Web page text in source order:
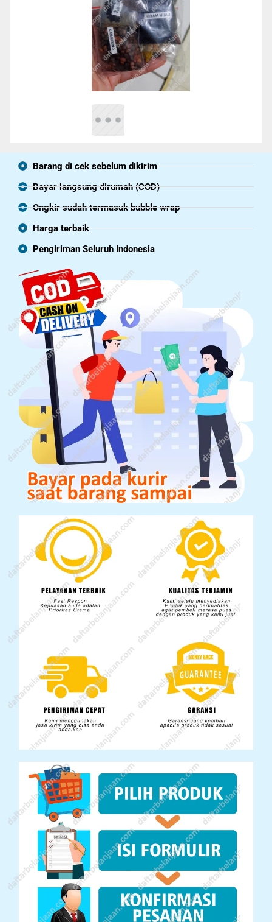
Barang di cek sebelum dikirim
Bayar langsung dirumah (COD)
Ongkir sudah termasuk bubble wrap
Harga terbaik
Pengiriman Seluruh Indonesia